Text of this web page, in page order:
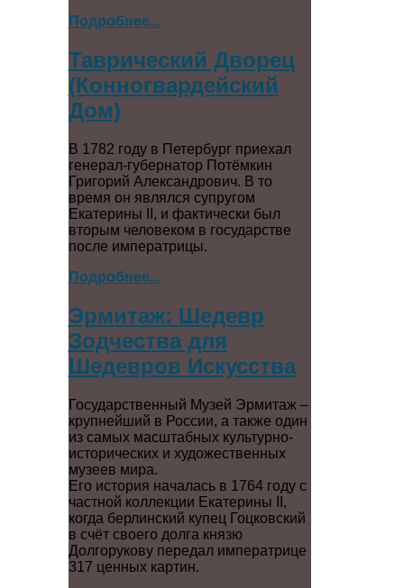
Подробнее...
Таврический Дворец
(Конногвардейский
Дом)
В 1782 году в Петербург приехал
генерал-губернатор Потёмкин
Григорий Александрович. В то
время он являлся супругом
Екатерины II, и фактически был
вторым человеком в государстве
после императрицы.
Подробнее...
Эрмитаж: Шедевр
Зодчества для
Шедевров Искусства
Государственный Музей Эрмитаж –
крупнейший в России, а также один
из cамых масштабных культурно-
исторических и художественных
музеев мира.
Его история началась в 1764 году с
частной коллекции Екатерины II,
когда берлинский купец Гоцковский
в счёт своего долга князю
Долгорукову передал императрице
317 ценных картин.